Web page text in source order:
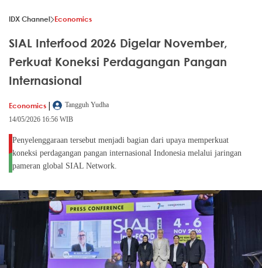
IDX Channel Economics
SIAL Interfood 2026 Digelar November,
Perkuat Koneksi Perdagangan Pangan
Internasional
Economics |
Tangguh Yudha
14/05/2026 16:56 WIB
Penyelenggaraan tersebut menjadi bagian dari upaya memperkuat
koneksi perdagangan pangan internasional Indonesia melalui jaringan
pameran global SIAL Network.